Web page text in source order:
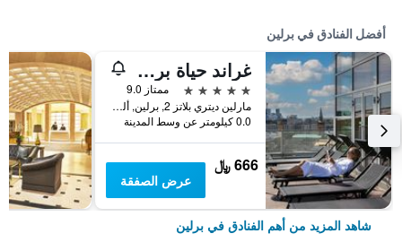
أفضل الفنادق في برلين
غراند حياة برلين
5 نجوم
ممتاز 9.0
مارلين ديتري بلاتز 2, برلين, ألمانيا
0.0 كيلومتر عن وسط المدينة
666 ﷼
عرض الصفقة
شاهد المزيد من أهم الفنادق في برلين